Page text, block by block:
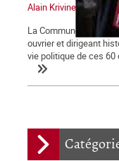
Alain Krivine
La Commune tient à
ouvrier et dirigeant
vie politique de ces